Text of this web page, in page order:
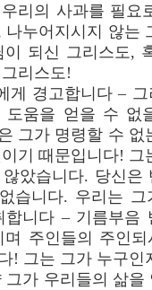
리의 사과를 필요
나누어지시지 않는
이 되신 그리스도,
리스도!
경고합니다 – 그
도움을 얻을 수 없
그가 명령할 수 없
기 때문입니다! 그
았습니다. 당신은
습니다. 우리는 그
합니다 – 기름부음
주인들의 주인되
! 그는 그가 누구인
가 우리들의 삶을